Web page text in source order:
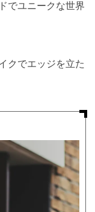
でユニークな世界
クでエッジを立た